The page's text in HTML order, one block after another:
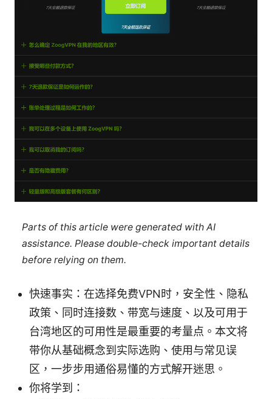
Parts of this article were generated with AI
assistance. Please double-check important details
before relying on them.
快速事实：在选择免费VPN时，安全性、隐私
政策、同时连接数、带宽与速度、以及可用于
台湾地区的可用性是最重要的考量点。本文将
带你从基础概念到实际选购、使用与常见误
区，一步步用通俗易懂的方式解开迷思。
你将学到：